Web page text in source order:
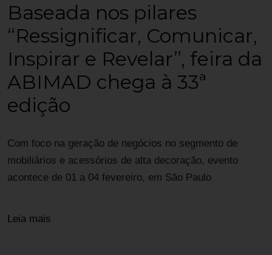
Baseada nos pilares
“Ressignificar, Comunicar,
Inspirar e Revelar”, feira da
ABIMAD chega à 33ª
edição
Com foco na geração de negócios no segmento de
mobiliários e acessórios de alta decoração, evento
acontece de 01 a 04 fevereiro, em São Paulo
Leia mais